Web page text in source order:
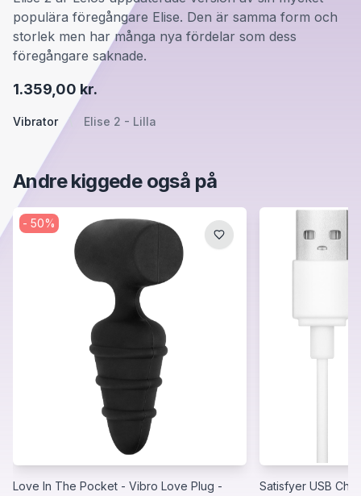
Vibrator Elise 2 - Lilla
1.359,00 kr.
populära föregångare Elise. Den är samma form och
storlek men har många nya fördelar som dess
föregångare saknade.
Andre kiggede også på
- 50%
Love In The Pocket - Vibro Love Plug -
Satisfyer USB